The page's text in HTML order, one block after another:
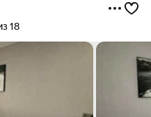
18